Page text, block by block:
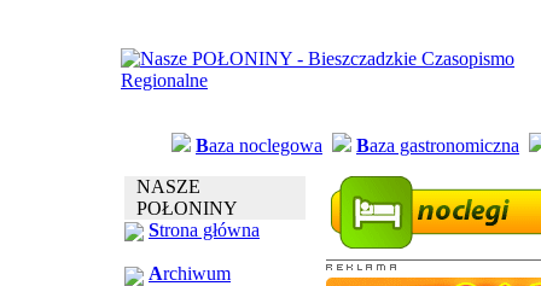
Baza noclegowa Baza gastronomiczna
NASZE
POŁONINY
Strona główna
Archiwum